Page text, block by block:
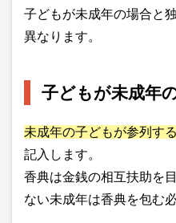
子どもが未成年の場合と
異なります。
子どもが未成年
未成年の子どもが参列す
記入します。
香典は金銭の相互扶助を
ない未成年は香典を包む